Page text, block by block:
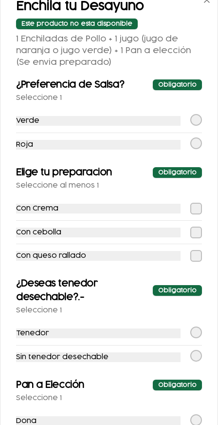
CLÁSICA 400 ML.
355ML.
COCA-COLA LIGHT
$25.00
SPRITE SIN AZÚCAR
355 ML.
FRESCA SIN
Enchila tu Desayuno
Este producto no esta disponible
1 Enchiladas de Pollo + 1 jugo (jugo de
naranja o jugo verde) + 1 Pan a elección
(Se envia preparado)
¿Preferencia de Salsa? Obligatorio
Seleccione 1
Verde
Roja
Elige tu preparacion Obligatorio
Seleccione al menos 1
Con Crema
Con cebolla
Con queso rallado
¿Deseas tenedor
desechable?.-
Obligatorio
Seleccione 1
Tenedor
Sin tenedor desechable
Pan a Elección Obligatorio
Seleccione 1
Dona